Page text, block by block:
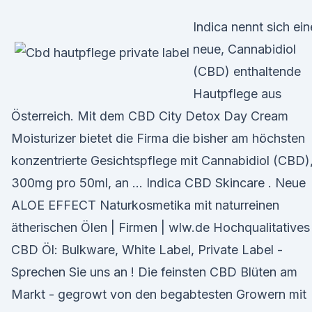
Indica nennt sich
neue, Cannabidiol
(CBD) enthaltende
Hautpflege aus
Österreich. Mit dem CBD City Detox Day Cream
Moisturizer bietet die Firma die bisher am höchsten
konzentrierte Gesichtspflege mit Cannabidiol
300mg pro 50ml, an … Indica CBD Skincare . Neue
ALOE EFFECT Naturkosmetika mit naturreinen
ätherischen Ölen | Firmen | wlw.de Hochqualitatives
CBD Öl: Bulkware, White Label, Private Label -
Sprechen Sie uns an ! Die feinsten CBD Blüten am
Markt - gegrowt von den begabtesten Growern mit